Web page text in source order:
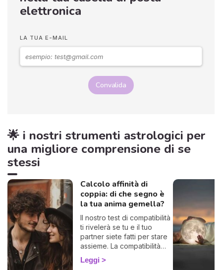
elettronica
LA TUA E-MAIL
Convalida
🌟 i nostri strumenti astrologici per
una migliore comprensione di se
stessi
Calcolo affinità di
coppia: di che segno è
la tua anima gemella?
Il nostro test di compatibilità
ti rivelerà se tu e il tuo
partner siete fatti per stare
assieme. La compatibilità
zodiacale è uno strumento
formidabile per scoprire di
Leggi